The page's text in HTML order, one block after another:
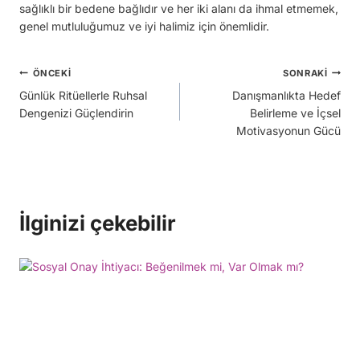
sağlıklı bir bedene bağlıdır ve her iki alanı da ihmal etmemek,
genel mutluluğumuz ve iyi halimiz için önemlidir.
Yazı
gezinmesi
ÖNCEKI
Günlük Ritüellerle Ruhsal
Dengenizi Güçlendirin
SONRAKI
Danışmanlıkta Hedef
Belirleme ve İçsel
Motivasyonun Gücü
İlginizi çekebilir